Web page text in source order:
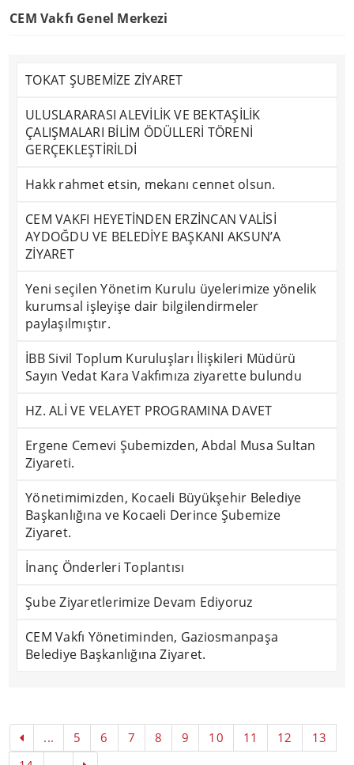
CEM Vakfı Genel Merkezi
TOKAT ŞUBEMİZE ZİYARET
ULUSLARARASI ALEVİLİK VE BEKTAŞİLİK
ÇALIŞMALARI BİLİM ÖDÜLLERİ TÖRENİ
GERÇEKLEŞTİRİLDİ
Hakk rahmet etsin, mekanı cennet olsun.
CEM VAKFI HEYETİNDEN ERZİNCAN VALİSİ
AYDOĞDU VE BELEDİYE BAŞKANI AKSUN’A
ZİYARET
Yeni seçilen Yönetim Kurulu üyelerimize yönelik
kurumsal işleyişe dair bilgilendirmeler
paylaşılmıştır.
İBB Sivil Toplum Kuruluşları İlişkileri Müdürü
Sayın Vedat Kara Vakfımıza ziyarette bulundu
HZ. ALİ VE VELAYET PROGRAMINA DAVET
Ergene Cemevi Şubemizden, Abdal Musa Sultan
Ziyareti.
Yönetimimizden, Kocaeli Büyükşehir Belediye
Başkanlığına ve Kocaeli Derince Şubemize
Ziyaret.
İnanç Önderleri Toplantısı
Şube Ziyaretlerimize Devam Ediyoruz
CEM Vakfı Yönetiminden, Gaziosmanpaşa
Belediye Başkanlığına Ziyaret.
... 5 6 7 8 9 10 11 12
13